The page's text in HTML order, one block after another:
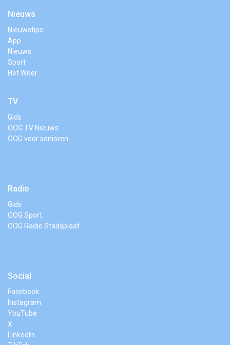
Nieuws
Nieuwstips
App
Nieuws
Sport
Het Weer
TV
Gids
OOG TV Nieuws
OOG voor senioren
Radio
Gids
OOG Sport
OOG Radio Stadsplaat
Social
Facebook
Instagram
YouTube
X
LinkedIn